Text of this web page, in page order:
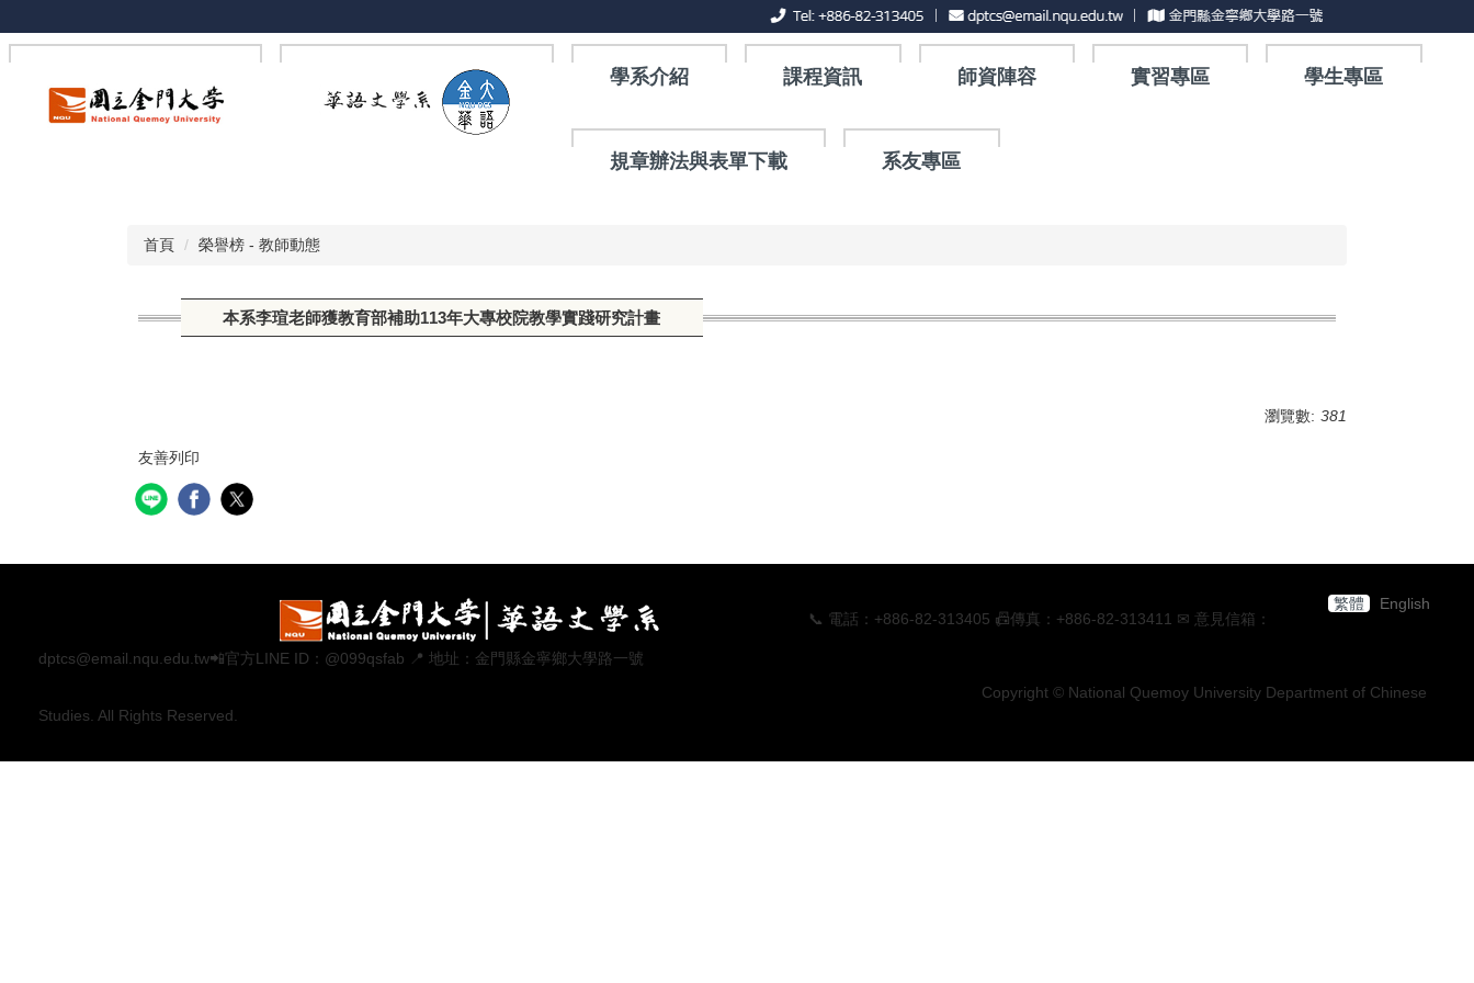
到
主
學系介紹 課程資訊 師資陣容 實習專區 學生專區
規章辦法與表單下載 系友專區
首頁 榮譽榜 - 教師動態
本系李瑄老師獲教育部補助113年大專校院教學實踐研究計畫
瀏覽數: 381
友善列印
繁體
English
📞 電話：+886-82-313405 📠傳真：+886-82-313411 ✉ 意見信箱：
dptcs@email.nqu.edu.tw📲官方LINE ID：@099qsfab 📍 地址：金門縣金寧鄉大學路一號
Copyright © National Quemoy University Department of Chinese
Studies. All Rights Reserved.